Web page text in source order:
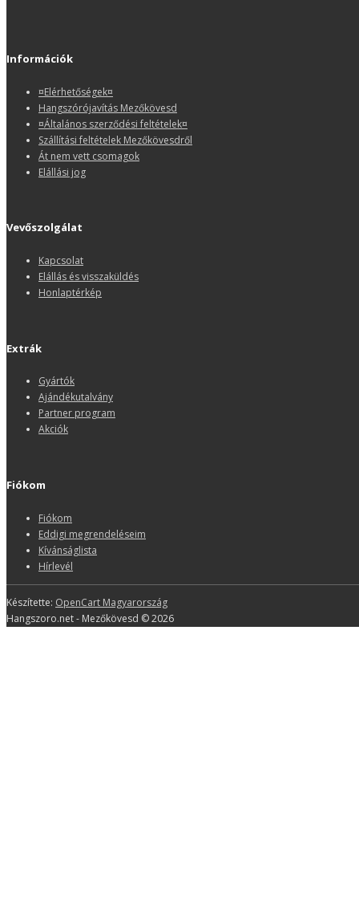
Információk
¤Elérhetőségek¤
Hangszórójavítás Mezőkövesd
¤Általános szerződési feltételek¤
Szállítási feltételek Mezőkövesdről
Át nem vett csomagok
Elállási jog
Vevőszolgálat
Kapcsolat
Elállás és visszaküldés
Honlaptérkép
Extrák
Gyártók
Ajándékutalvány
Partner program
Akciók
Fiókom
Fiókom
Eddigi megrendeléseim
Kívánságlista
Hírlevél
Készítette: OpenCart Magyarország
Hangszoro.net - Mezőkövesd © 2026